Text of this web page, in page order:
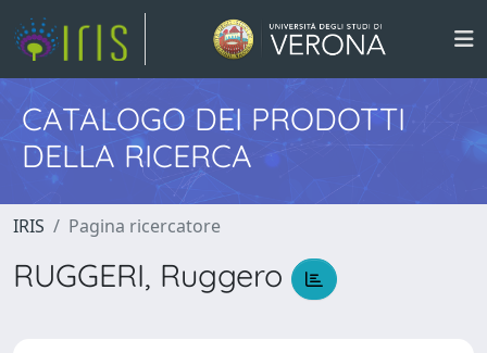
CATALOGO DEI PRODOTTI
DELLA RICERCA
IRIS Pagina ricercatore
RUGGERI, Ruggero